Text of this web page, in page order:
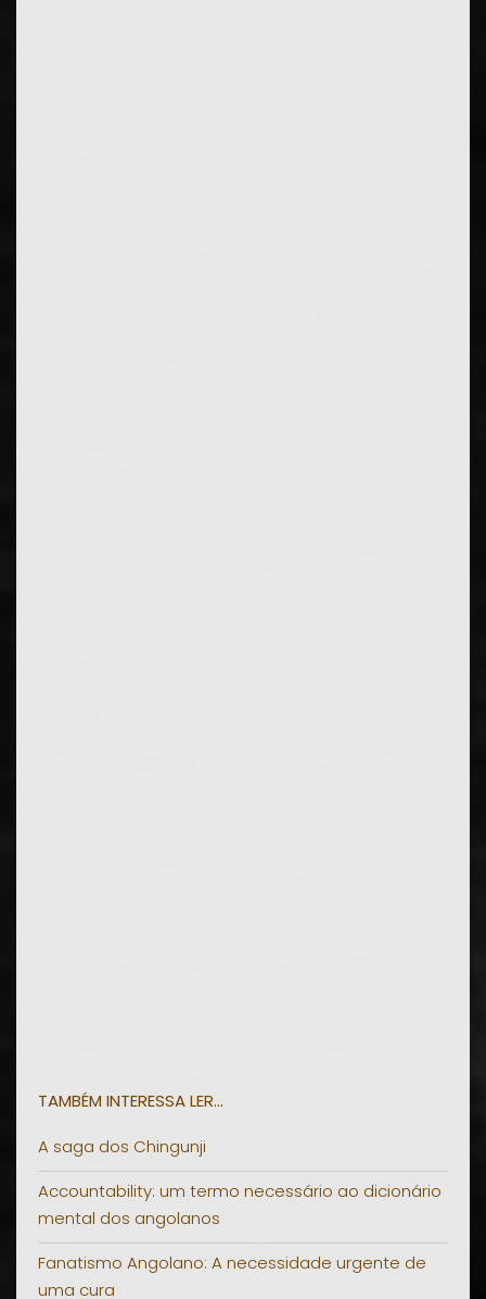
TAMBÉM INTERESSA LER...
A saga dos Chingunji
Accountability: um termo necessário ao dicionário
mental dos angolanos
Fanatismo Angolano: A necessidade urgente de
uma cura